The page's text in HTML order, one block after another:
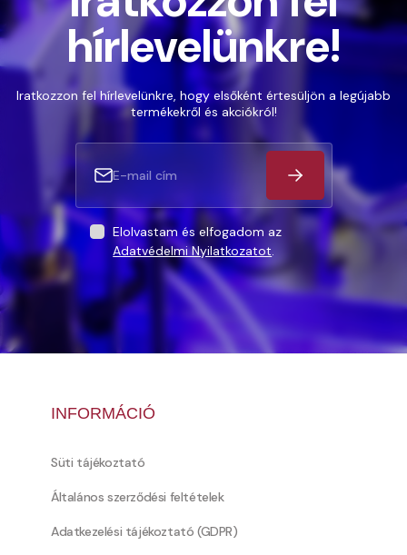
hírlevelünkre!
Iratkozzon fel hírlevelünkre, hogy elsőként értesüljön a legújabb
termékekről és akciókról!
Elolvastam és elfogadom az
Adatvédelmi Nyilatkozatot.
INFORMÁCIÓ
Süti tájékoztató
Általános szerződési feltételek
Adatkezelési tájékoztató (GDPR)